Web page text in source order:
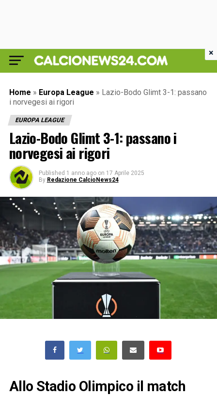
Home » Europa League » Lazio-Bodo Glimt 3-1: passano
i norvegesi ai rigori
EUROPA LEAGUE
Lazio-Bodo Glimt 3-1: passano i
norvegesi ai rigori
Published 1 anno ago on 17 Aprile 2025
By Redazione CalcioNews24
Allo Stadio Olimpico il match
×